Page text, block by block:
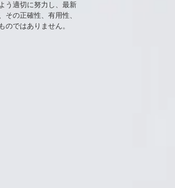
う適切に努力し、最新
の正確性、有用性、
ではありません。